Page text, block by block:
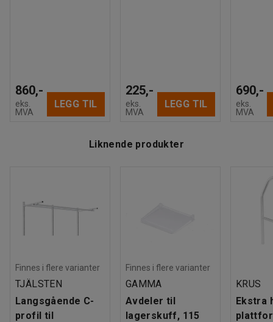
860,-
eks.
MVA
LEGG TIL
225,-
eks.
MVA
LEGG TIL
690,-
eks.
MVA
Liknende produkter
Finnes i flere varianter
TJÄLSTEN
Langsgående C-
profil til
Finnes i flere varianter
GAMMA
Avdeler til
lagerskuff, 115
KRUS
Ekstra